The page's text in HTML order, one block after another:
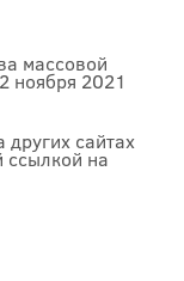
массовой
2021
сайтах
ссылкой на